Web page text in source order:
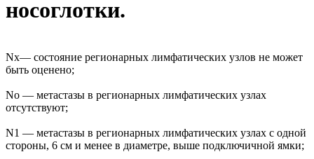
носоглотки.
Nx— состояние регионарных лимфатических узлов не может
быть оценено;
No — метастазы в регионарных лимфатических узлах
отсутствуют;
N1 — метастазы в регионарных лимфатических узлах с одной
стороны, 6 см и менее в диаметре, выше подключичной ямки;